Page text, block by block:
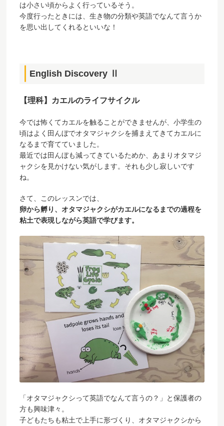
は小さい頃からよく行っているそう。
今度行ったときには、生き物の分類や英語でなんて言うか
を思い出してくれるといいな！
English Discovery Ⅱ
【理科】カエルのライフサイクル
今では怖くてカエルを触ることができませんが、小学生の
頃はよく田んぼでオタマジャクシを捕まえてきてカエルに
なるまで育てていました。
最近では田んぼも減ってきているためか、あまりオタマジ
ャクシを見かけない気がします。それも少し寂しいです
ね。
さて、このレッスンでは、
卵から孵り、オタマジャクシがカエルになるまでの過程を
粘土で表現しながら英語で学びます。
「オタマジャクシって英語でなんて言うの？」と保護者の
方も興味津々。
子どもたちも粘土で上手に形づくり、オタマジャクシから